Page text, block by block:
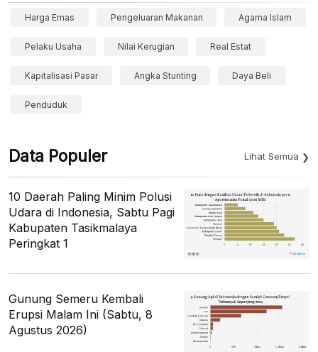
Harga Emas Pengeluaran Makanan Agama Islam
Pelaku Usaha Nilai Kerugian Real Estat
Kapitalisasi Pasar Angka Stunting Daya Beli
Penduduk
Data Populer Lihat Semua
10 Daerah Paling Minim Polusi
Udara di Indonesia, Sabtu Pagi
Kabupaten Tasikmalaya
Peringkat 1
Gunung Semeru Kembali
Erupsi Malam Ini (Sabtu, 8
Agustus 2026)